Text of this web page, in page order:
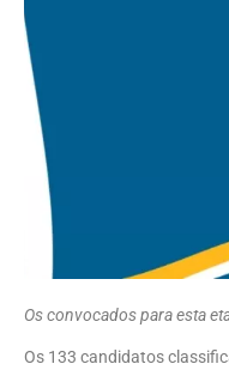
Os convocados para esta
Os 133 candidatos